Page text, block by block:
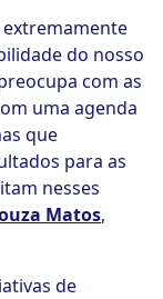
extremamente
do nosso
com as
uma agenda
que
para as
nesses
Matos,
de